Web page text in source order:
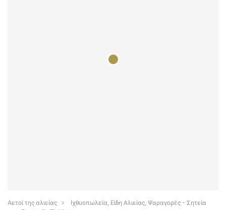
Αετοί της αλιείας
Ιχθυοπωλεία, Είδη Αλιείας, Ψαραγορές - Σητεία